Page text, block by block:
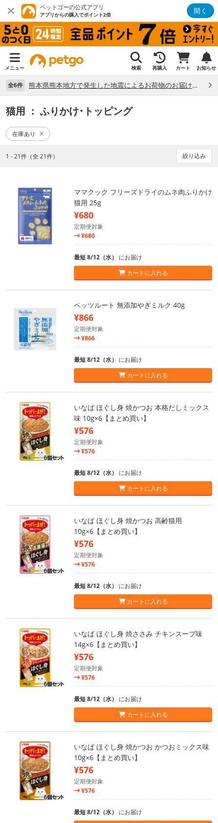
ペットゴーの公式アプリ
アプリからの購入でポイント2倍 開く
メニュー 検索 再購入 カート お知らせ
全6件 熊本県熊本地方で発生した地震によるお荷物のお届け状況について （7/28）
猫用 ： ふりかけ･トッピング
在庫あり
1 - 21件（全 21件） 絞り込み
ママクック フリーズドライのムネ肉ふりかけ
猫用 25g
¥680
定期便対象
¥680
最短 8/12（水） にお届け
カートに入れる
ペッツルート 無添加やぎミルク 40g
¥866
定期便対象
¥866
最短 8/12（水） にお届け
カートに入れる
いなば ほぐし身 焼かつお 本格だしミックス
味 10g×6【まとめ買い】
¥576
定期便対象
¥576
最短 8/12（水） にお届け
カートに入れる
いなば ほぐし身 焼かつお 高齢猫用
10g×6【まとめ買い】
¥576
定期便対象
¥576
最短 8/12（水） にお届け
カートに入れる
いなば ほぐし身 焼ささみ チキンスープ味
14g×6【まとめ買い】
¥576
定期便対象
¥576
最短 8/12（水） にお届け
カートに入れる
いなば ほぐし身 焼かつお かつおミックス味
10g×6【まとめ買い】
¥576
定期便対象
¥576
最短 8/12（水） にお届け